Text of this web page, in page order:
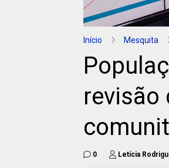
Início Mesquita
revisão
0 Letícia